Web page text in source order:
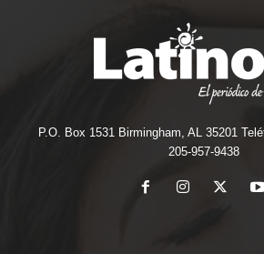
P.O. Box 1531 Birmingham, AL 35201
205-957-9438